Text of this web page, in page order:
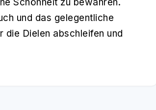
und das gelegentliche
die Dielen abschleifen und